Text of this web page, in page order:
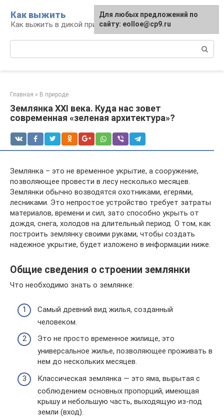
контенту
Как выжить
Как выжить в дикой природе и при ЧС
Главная » В природе
Землянка XXI века. Куда нас зовет
современная «зеленая архитектура»?
Землянка – это не временное укрытие, а сооружение,
позволяющее провести в лесу несколько месяцев.
Землянки обычно возводятся охотниками, егерями,
лесниками. Это непростое устройство требует затраты
материалов, времени и сил, зато способно укрыть от
дождя, снега, холодов на длительный период. О том, как
построить землянку своими руками, чтобы создать
надежное укрытие, будет изложено в информации ниже.
Общие сведения о строении землянки
Что необходимо знать о землянке:
Самый древний вид жилья, созданный
человеком.
Это не просто временное жилище, это
универсальное жилье, позволяющее проживать в
нем до нескольких месяцев.
Классическая землянка — это яма, вырытая с
соблюдением основных пропорций, имеющая
крышу и небольшую часть, выходящую из-под
земли (вход).
Для любых предложений по
сайту: eolloe@cp9.ru